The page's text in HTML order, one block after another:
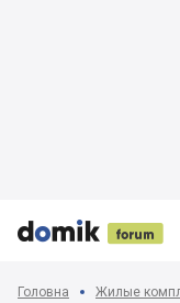


 

Головна Жилые